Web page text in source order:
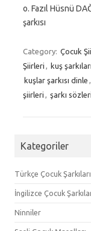
o. Fazıl Hüsnü
şarkısı
Category: Çocuk
Şiirleri
kuş
kuşlar şarkısı dinle
şiirleri
şarkı sözleri
Kategoriler
Türkçe Çocuk Şarkıları
İngilizce Çocuk
Ninniler